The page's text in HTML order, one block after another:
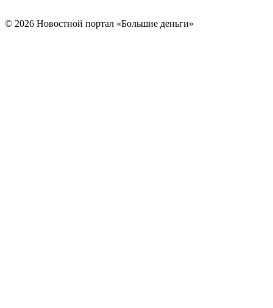
© 2026 Новостной портал «Большие деньги»